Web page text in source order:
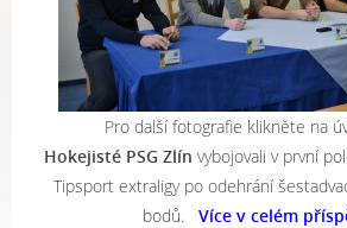
Pro další fotografie klikněte na
Hokejisté PSG Zlín vybojovali v první
Tipsport extraligy po odehrání
bodů. Více v celém